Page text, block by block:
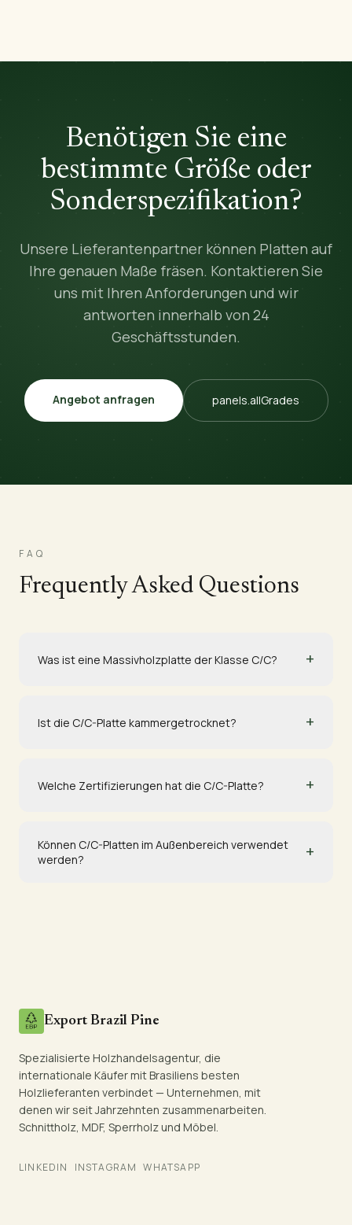
Benötigen Sie eine
bestimmte Größe oder
Sonderspezifikation?
Unsere Lieferantenpartner können Platten auf
Ihre genauen Maße fräsen. Kontaktieren Sie
uns mit Ihren Anforderungen und wir
antworten innerhalb von 24
Geschäftsstunden.
Angebot anfragen panels.allGrades
FAQ
Frequently Asked Questions
Was ist eine Massivholzplatte der Klasse C/C? +
Ist die C/C-Platte kammergetrocknet? +
Welche Zertifizierungen hat die C/C-Platte? +
Können C/C-Platten im Außenbereich verwendet
werden?
+
Export Brazil Pine
Spezialisierte Holzhandelsagentur, die
internationale Käufer mit Brasiliens besten
Holzlieferanten verbindet — Unternehmen, mit
denen wir seit Jahrzehnten zusammenarbeiten.
Schnittholz, MDF, Sperrholz und Möbel.
LINKEDIN INSTAGRAM WHATSAPP